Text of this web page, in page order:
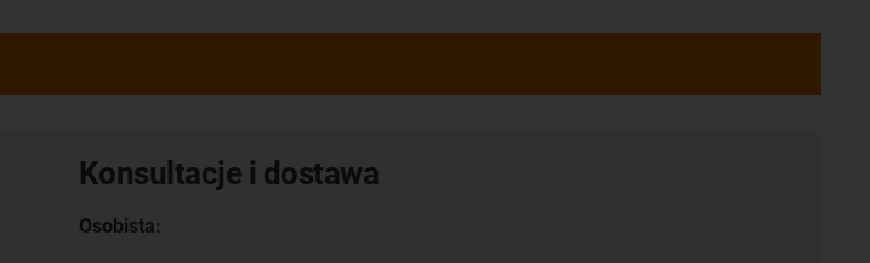
Konsultacje i dostawa
Osobista: